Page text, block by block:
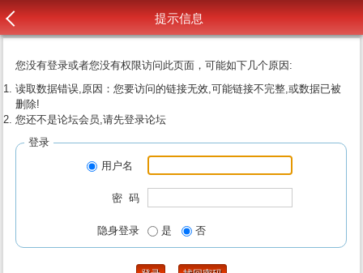
提示信息
您没有登录或者您没有权限访问此页面，可能如下几个原因:
读取数据错误,原因：您要访问的链接无效,可能链接不完整,或数据已被
删除!
您还不是论坛会员,请先登录论坛
登录
用户名
密 码
隐身登录 是 否